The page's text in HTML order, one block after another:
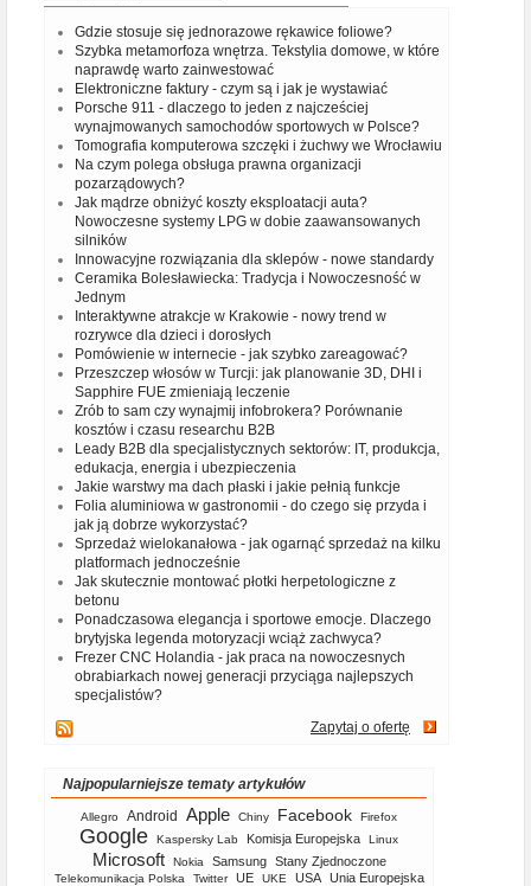
Gdzie stosuje się jednorazowe rękawice foliowe?
Szybka metamorfoza wnętrza. Tekstylia domowe, w które
naprawdę warto zainwestować
Elektroniczne faktury - czym są i jak je wystawiać
Porsche 911 - dlaczego to jeden z najcześciej
wynajmowanych samochodów sportowych w Polsce?
Tomografia komputerowa szczęki i żuchwy we Wrocławiu
Na czym polega obsługa prawna organizacji
pozarządowych?
Jak mądrze obniżyć koszty eksploatacji auta?
Nowoczesne systemy LPG w dobie zaawansowanych
silników
Innowacyjne rozwiązania dla sklepów - nowe standardy
Ceramika Bolesławiecka: Tradycja i Nowoczesność w
Jednym
Interaktywne atrakcje w Krakowie - nowy trend w
rozrywce dla dzieci i dorosłych
Pomówienie w internecie - jak szybko zareagować?
Przeszczep włosów w Turcji: jak planowanie 3D, DHI i
Sapphire FUE zmieniają leczenie
Zrób to sam czy wynajmij infobrokera? Porównanie
kosztów i czasu researchu B2B
Leady B2B dla specjalistycznych sektorów: IT, produkcja,
edukacja, energia i ubezpieczenia
Jakie warstwy ma dach płaski i jakie pełnią funkcje
Folia aluminiowa w gastronomii - do czego się przyda i
jak ją dobrze wykorzystać?
Sprzedaż wielokanałowa - jak ogarnąć sprzedaż na kilku
platformach jednocześnie
Jak skutecznie montować płotki herpetologiczne z
betonu
Ponadczasowa elegancja i sportowe emocje. Dlaczego
brytyjska legenda motoryzacji wciąż zachwyca?
Frezer CNC Holandia - jak praca na nowoczesnych
obrabiarkach nowej generacji przyciąga najlepszych
specjalistów?
Zapytaj o ofertę
Najpopularniejsze tematy artykułów
Allegro Android Apple Chiny Facebook Firefox
Google Kaspersky Lab Komisja Europejska Linux
Microsoft Nokia Samsung Stany Zjednoczone
Telekomunikacja Polska Twitter UE UKE USA Unia Europejska